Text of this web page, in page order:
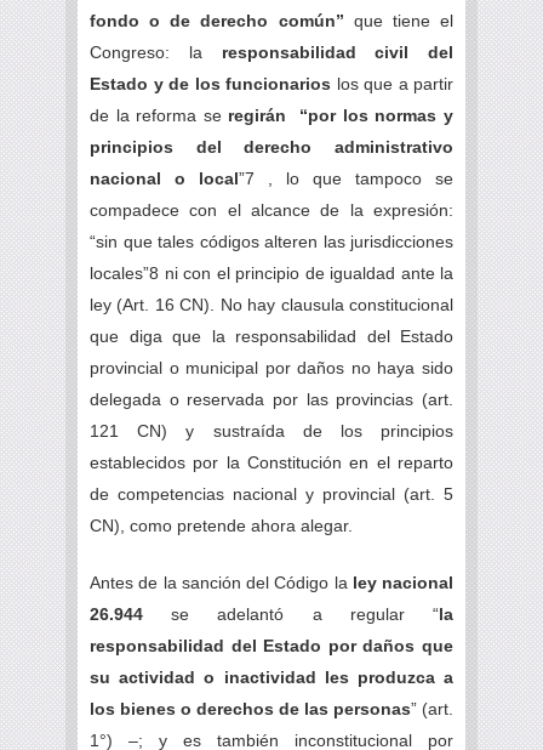
fondo o de derecho común” que tiene el
Congreso: la responsabilidad civil del
Estado y de los funcionarios los que a partir
de la reforma se regirán “por los normas y
principios del derecho administrativo
nacional o local”7 , lo que tampoco se
compadece con el alcance de la expresión:
“sin que tales códigos alteren las jurisdicciones
locales”8 ni con el principio de igualdad ante la
ley (Art. 16 CN). No hay clausula constitucional
que diga que la responsabilidad del Estado
provincial o municipal por daños no haya sido
delegada o reservada por las provincias (art.
121 CN) y sustraída de los principios
establecidos por la Constitución en el reparto
de competencias nacional y provincial (art. 5
CN), como pretende ahora alegar.
Antes de la sanción del Código la ley nacional
26.944 se adelantó a regular “la
responsabilidad del Estado por daños que
su actividad o inactividad les produzca a
los bienes o derechos de las personas” (art.
1°) –; y es también inconstitucional por